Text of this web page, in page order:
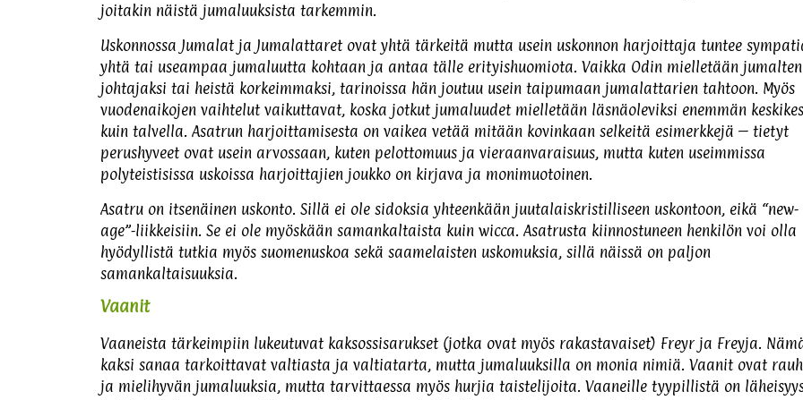
joitakin näistä jumaluuksista tarkemmin.
Uskonnossa Jumalat ja Jumalattaret ovat yhtä tärkeitä mutta usein uskonnon harjoittaja tuntee
yhtä tai useampaa jumaluutta kohtaan ja antaa tälle erityishuomiota. Vaikka Odin mielletään jumalten
johtajaksi tai heistä korkeimmaksi, tarinoissa hän joutuu usein taipumaan jumalattarien tahtoon. Myös
vuodenaikojen vaihtelut vaikuttavat, koska jotkut jumaluudet mielletään läsnäoleviksi enemmän
kuin talvella. Asatrun harjoittamisesta on vaikea vetää mitään kovinkaan selkeitä esimerkkejä – tietyt
perushyveet ovat usein arvossaan, kuten pelottomuus ja vieraanvaraisuus, mutta kuten useimmissa
polyteistisissa uskoissa harjoittajien joukko on kirjava ja monimuotoinen.
Asatru on itsenäinen uskonto. Sillä ei ole sidoksia yhteenkään juutalaiskristilliseen uskontoon, eikä “new-
age”-liikkeisiin. Se ei ole myöskään samankaltaista kuin wicca. Asatrusta kiinnostuneen henkilön voi olla
hyödyllistä tutkia myös suomenuskoa sekä saamelaisten uskomuksia, sillä näissä on paljon
samankaltaisuuksia.
Vaanit
Vaaneista tärkeimpiin lukeutuvat kaksossisarukset (jotka ovat myös rakastavaiset) Freyr ja Freyja.
kaksi sanaa tarkoittavat valtiasta ja valtiatarta, mutta jumaluuksilla on monia nimiä. Vaanit ovat
ja mielihyvän jumaluuksia, mutta tarvittaessa myös hurjia taistelijoita. Vaaneille tyypillistä on